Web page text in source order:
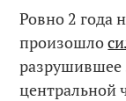
Ровно 2 года
произошло
разрушившее
центральной